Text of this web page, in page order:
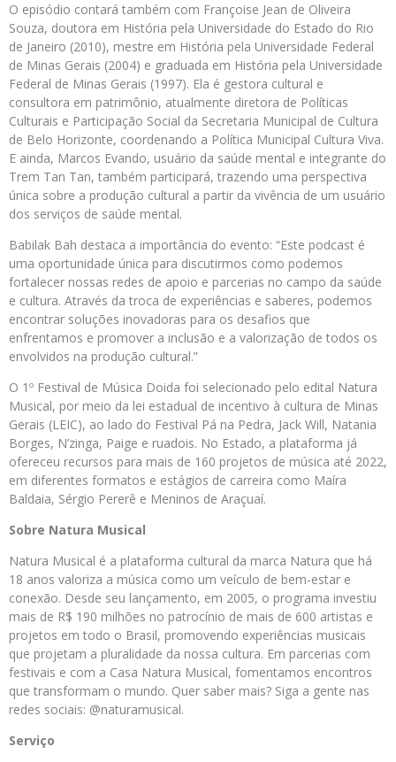
O episódio contará também com Françoise Jean de Oliveira
Souza, doutora em História pela Universidade do Estado do Rio
de Janeiro (2010), mestre em História pela Universidade Federal
de Minas Gerais (2004) e graduada em História pela Universidade
Federal de Minas Gerais (1997). Ela é gestora cultural e
consultora em patrimônio, atualmente diretora de Políticas
Culturais e Participação Social da Secretaria Municipal de Cultura
de Belo Horizonte, coordenando a Política Municipal Cultura Viva.
E ainda, Marcos Evando, usuário da saúde mental e integrante do
Trem Tan Tan, também participará, trazendo uma perspectiva
única sobre a produção cultural a partir da vivência de um usuário
dos serviços de saúde mental.
Babilak Bah destaca a importância do evento: “Este podcast é
uma oportunidade única para discutirmos como podemos
fortalecer nossas redes de apoio e parcerias no campo da saúde
e cultura. Através da troca de experiências e saberes, podemos
encontrar soluções inovadoras para os desafios que
enfrentamos e promover a inclusão e a valorização de todos os
envolvidos na produção cultural.”
O 1º Festival de Música Doida foi selecionado pelo edital Natura
Musical, por meio da lei estadual de incentivo à cultura de Minas
Gerais (LEIC), ao lado do Festival Pá na Pedra, Jack Will, Natania
Borges, N’zinga, Paige e ruadois. No Estado, a plataforma já
ofereceu recursos para mais de 160 projetos de música até 2022,
em diferentes formatos e estágios de carreira como Maíra
Baldaia, Sérgio Pererê e Meninos de Araçuaí.
Sobre Natura Musical
Natura Musical é a plataforma cultural da marca Natura que há
18 anos valoriza a música como um veículo de bem-estar e
conexão. Desde seu lançamento, em 2005, o programa investiu
mais de R$ 190 milhões no patrocínio de mais de 600 artistas e
projetos em todo o Brasil, promovendo experiências musicais
que projetam a pluralidade da nossa cultura. Em parcerias com
festivais e com a Casa Natura Musical, fomentamos encontros
que transformam o mundo. Quer saber mais? Siga a gente nas
redes sociais: @naturamusical.
Serviço